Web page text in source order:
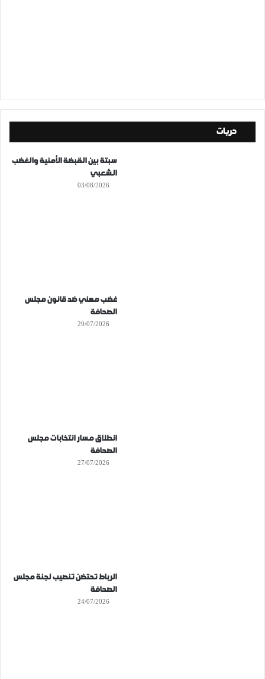
حريات
سبتة بين القبضة الأمنية والغضب
الشعبي
03/08/2026
غضب مهني ضد قانون مجلس
الصحافة
29/07/2026
انطلاق مسار انتخابات مجلس
الصحافة
27/07/2026
الرباط تحتضن تنصيب لجنة مجلس
الصحافة
24/07/2026